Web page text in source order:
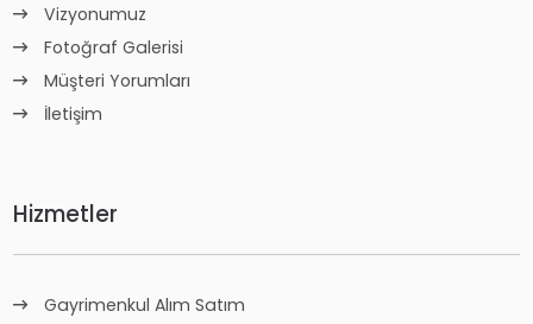
Vizyonumuz
Fotoğraf Galerisi
Müşteri Yorumları
İletişim
Hizmetler
Gayrimenkul Alım Satım